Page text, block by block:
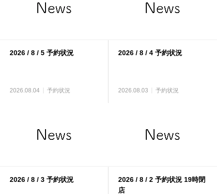
2026 / 8 / 5 予約状況
2026.08.04 予約状況
2026 / 8 / 4 予約状況
2026.08.03 予約状況
2026 / 8 / 3 予約状況
2026 / 8 / 2 予約状況 19時閉
店